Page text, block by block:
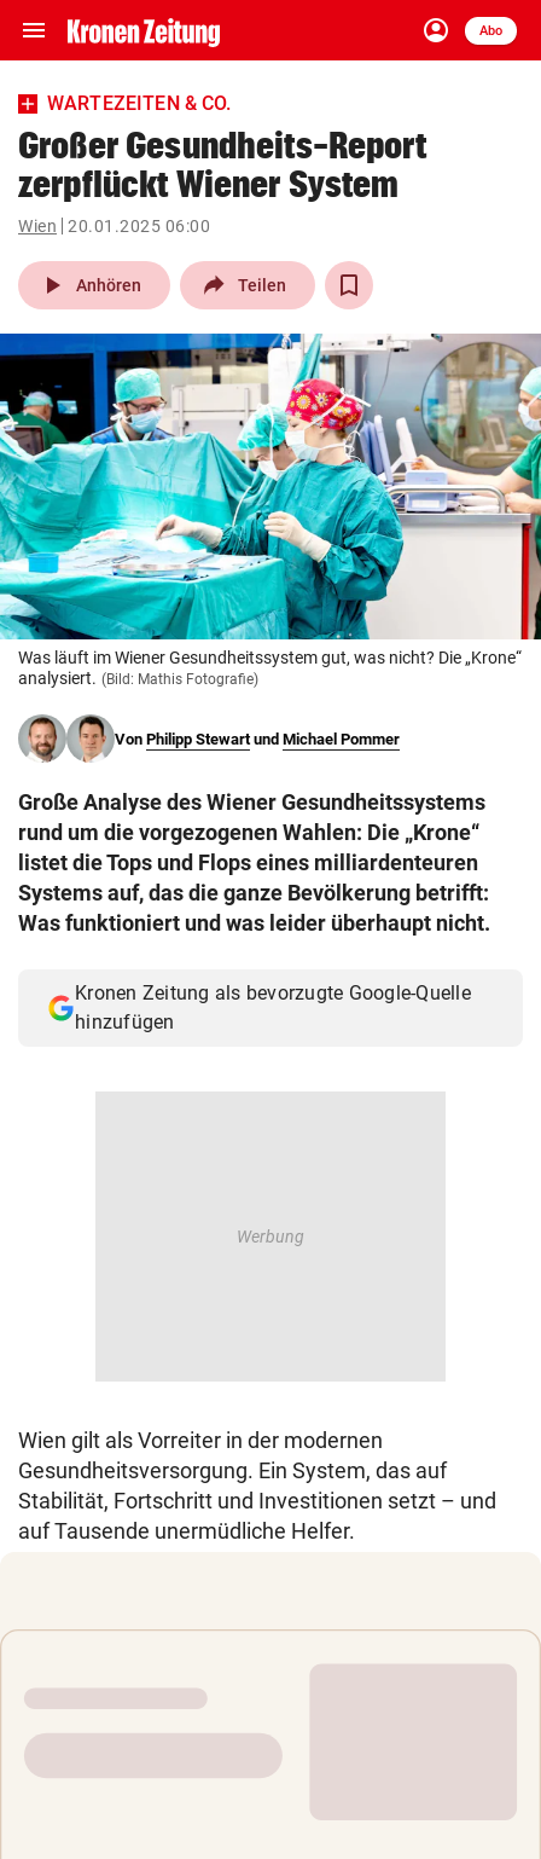
menu Navigation
ein-/ausklappen
account_circle
Anmelden
Abo
close Schließen
account_circle Anmelden
arrow_right
pin_drop
Wien arrow_right
bookmark
search
Suchbegriff
eingeben
© Krone Multimedia GmbH & Co KG 2026
Muthgasse 2, 1190 Wien
WARTEZEITEN & CO.
Großer Gesundheits-Report
zerpflückt Wiener System
Wien 20.01.2025 06:00
play_arrow Anhören Teilen
Was läuft im Wiener Gesundheitssystem gut, was nicht? Die „Krone“
analysiert. (Bild: Mathis Fotografie)
Von Philipp Stewartund Michael Pommer
Große Analyse des Wiener Gesundheitssystems
rund um die vorgezogenen Wahlen: Die „Krone“
listet die Tops und Flops eines milliardenteuren
Systems auf, das die ganze Bevölkerung betrifft:
Was funktioniert und was leider überhaupt nicht.
Kronen Zeitung als bevorzugte Google-Quelle
hinzufügen
Wien gilt als Vorreiter in der modernen
Gesundheitsversorgung. Ein System, das auf
Stabilität, Fortschritt und Investitionen setzt – und
auf Tausende unermüdliche Helfer.